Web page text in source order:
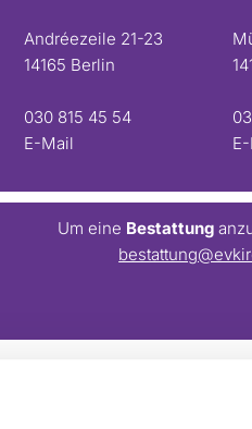
Andréezeile 21-23
14165 Berlin
030 815 45 54
E-Mail
Um eine Bestattung